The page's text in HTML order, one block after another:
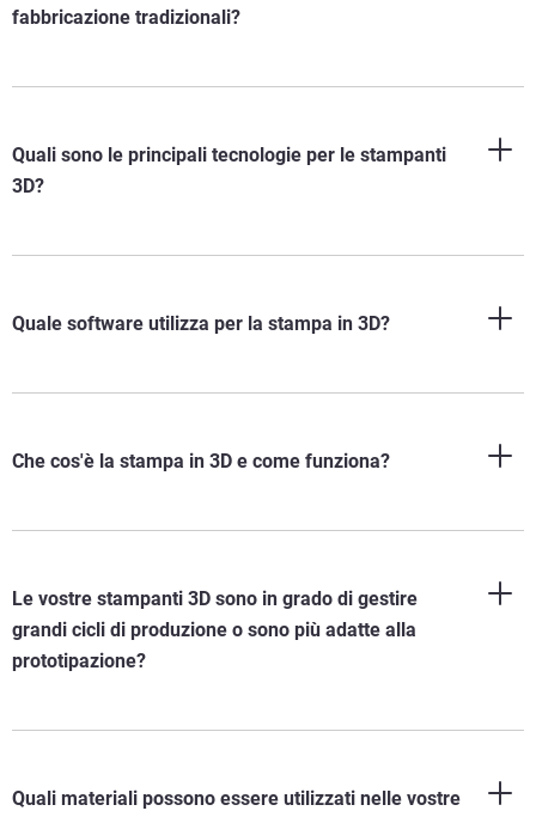
fabbricazione tradizionali?
Quali sono le principali tecnologie per le stampanti
3D?
Quale software utilizza per la stampa in 3D?
Che cos'è la stampa in 3D e come funziona?
Le vostre stampanti 3D sono in grado di gestire
grandi cicli di produzione o sono più adatte alla
prototipazione?
Quali materiali possono essere utilizzati nelle vostre